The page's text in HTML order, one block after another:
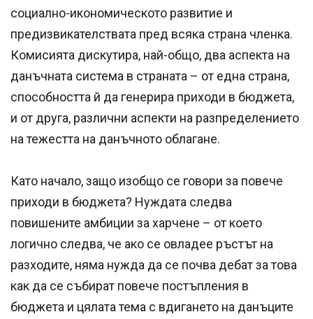
социално-икономическото развитие и
предизвикателствата пред всяка страна членка.
Комисията дискутира, най-общо, два аспекта на
данъчната система в страната – от една страна,
способността й да генерира приходи в бюджета,
и от друга, различни аспекти на разпределението
на тежестта на данъчното облагане.
Като начало, защо изобщо се говори за повече
приходи в бюджета? Нуждата следва
повишените амбиции за харчене – от което
логично следва, че ако се овладее ръстът на
разходите, няма нужда да се почва дебат за това
как да се събират повече постъпления в
бюджета и цялата тема с вдигането на данъците